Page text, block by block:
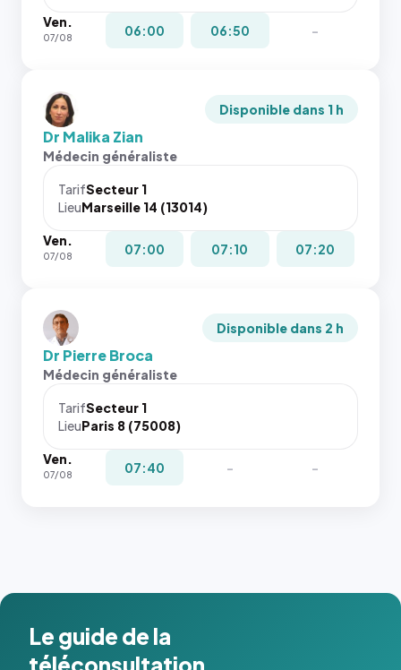
Ven.
07/08 06:00 06:50 -
Disponible dans 1 h
Dr Malika Zian
Médecin généraliste
TarifSecteur 1
LieuMarseille 14 (13014)
Ven.
07/08 07:00 07:10 07:20
Disponible dans 2 h
Dr Pierre Broca
Médecin généraliste
TarifSecteur 1
LieuParis 8 (75008)
Ven.
07/08 07:40 - -
Le guide de la
téléconsultation